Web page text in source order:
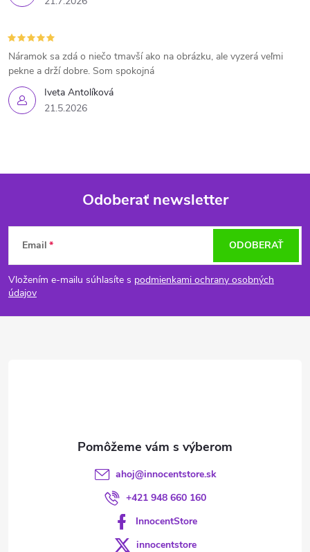
Iveta Antolíková
21.5.2026
Náramok sa zdá o niečo tmavší ako na obrázku, ale vyzerá veľmi
pekne a drží dobre. Som spokojná
Z
á
p
Odoberať newsletter
Email
Vložením e-mailu súhlasíte s podmienkami ochrany osobných
údajov
ODOBERAŤ
ahoj@innocentstore.sk
+421 948 660 160
InnocentStore
innocentstore